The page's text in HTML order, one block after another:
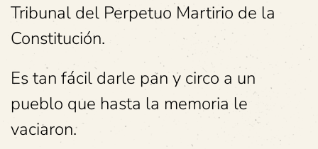
Tribunal del Perpetuo Martirio de la
Constitución.
Es tan fácil darle pan y circo a un
pueblo que hasta la memoria le
vaciaron.